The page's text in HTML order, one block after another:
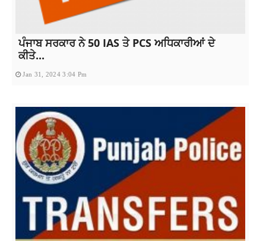
ਪੰਜਾਬ ਸਰਕਾਰ ਨੇ 50 IAS ਤੇ PCS ਅਧਿਕਾਰੀਆਂ ਦੇ
ਕੀਤੇ...
Jan 31, 2024 3:04 Pm